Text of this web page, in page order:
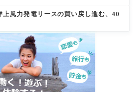
上風力発電リースの買い戻し進む、40